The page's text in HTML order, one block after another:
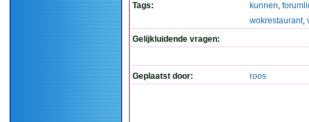
Tags:
kunnen,
wokrestaurant,
Gelijkluidende vragen:
Geplaatst door: roos